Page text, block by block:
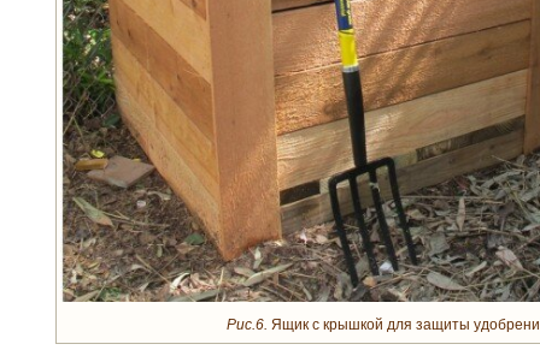
Рис.6. Ящик с крышкой для защиты